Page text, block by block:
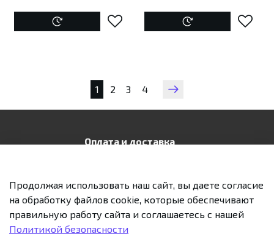
1 2 3 4
Оплата и доставка
Публичная оферта
Политика конфиденциальности
Возврат и обмен
Продолжая использовать наш сайт, вы даете согласие
на обработку файлов cookie, которые обеспечивают
правильную работу сайта и соглашаетесь с нашей
Политикой безопасности